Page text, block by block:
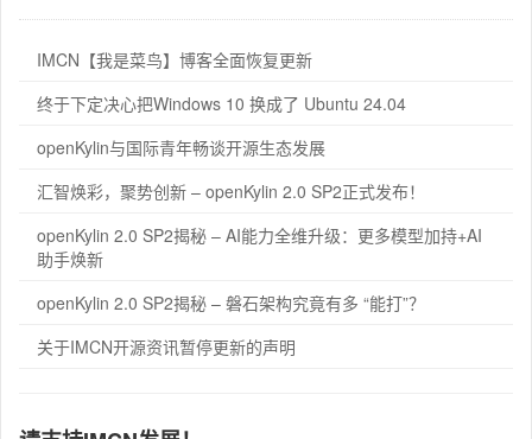
IMCN【我是菜鸟】博客全面恢复更新
终于下定决心把Windows 10 换成了 Ubuntu 24.04
openKylin与国际青年畅谈开源生态发展
汇智焕彩，聚势创新 – openKylin 2.0 SP2正式发布！
openKylin 2.0 SP2揭秘 – AI能力全维升级：更多模型加持+AI
助手焕新
openKylin 2.0 SP2揭秘 – 磐石架构究竟有多 “能打”？
关于IMCN开源资讯暂停更新的声明